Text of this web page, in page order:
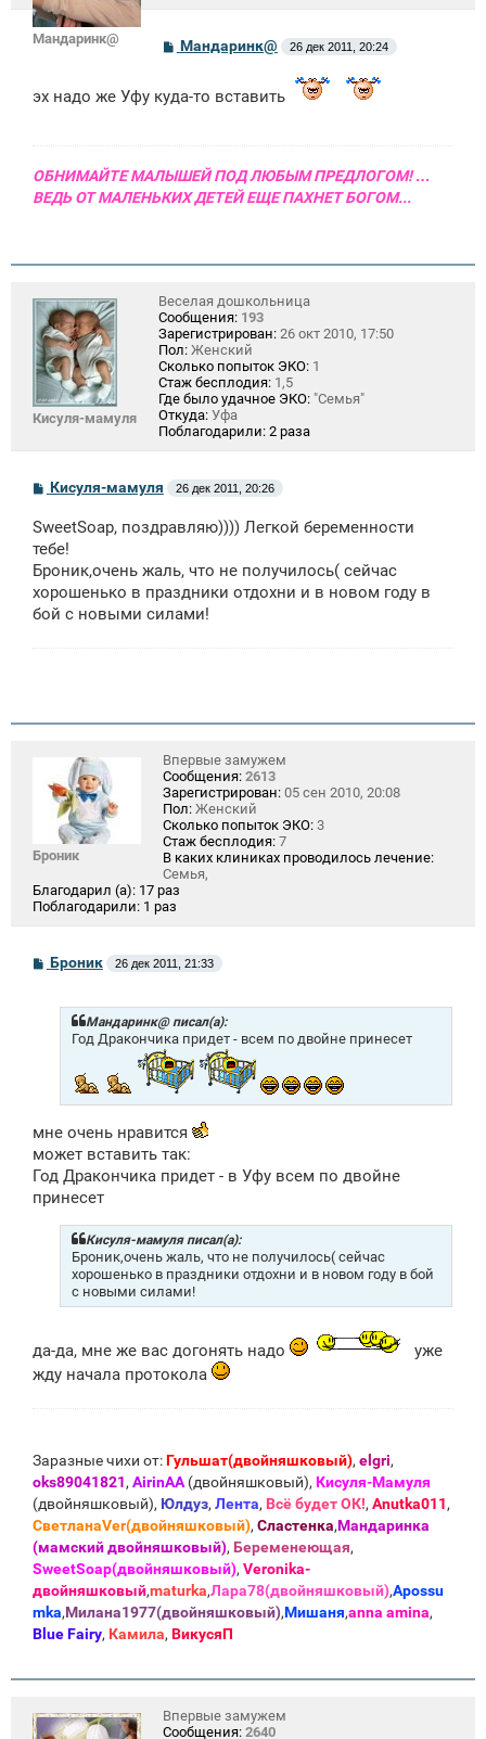
Мандаринк@
С
щ
Мандаринк@ 26 дек 2011, 20:24
эх надо же Уфу куда-то вставить
ОБНИМАЙТЕ МАЛЫШЕЙ ПОД ЛЮБЫМ ПРЕДЛОГОМ! …
ВЕДЬ ОТ МАЛЕНЬКИХ ДЕТЕЙ ЕЩЕ ПАХНЕТ БОГОМ...
Кисуля-мамуля
Веселая дошкольница
Сообщения: 193
Зарегистрирован: 26 окт 2010, 17:50
Пол: Женский
Сколько попыток ЭКО: 1
Стаж бесплодия: 1,5
Где было удачное ЭКО: "Семья"
Откуда: Уфа
Поблагодарили: 2 раза
С
б
щ
н
и
Кисуля-мамуля 26 дек 2011, 20:26
SweetSoap, поздравляю)))) Легкой беременности
тебе!
Броник,очень жаль, что не получилось( сейчас
хорошенько в праздники отдохни и в новом году в
бой с новыми силами!
Броник
Впервые замужем
Сообщения: 2613
Зарегистрирован: 05 сен 2010, 20:08
Пол: Женский
Сколько попыток ЭКО: 3
Стаж бесплодия: 7
В каких клиниках проводилось лечение:
Семья,
Благодарил (а): 17 раз
Поблагодарили: 1 раз
С
о
Броник 26 дек 2011, 21:33
Мандаринк@ писал(а):
Год Дракончика придет - всем по двойне принесет
мне очень нравится
может вставить так:
Год Дракончика придет - в Уфу всем по двойне
принесет
Кисуля-мамуля писал(а):
Броник,очень жаль, что не получилось( сейчас
хорошенько в праздники отдохни и в новом году в бой
с новыми силами!
да-да, мне же вас догонять надо
уже
жду начала протокола
Заразные чихи от:Гульшат(двойняшковый), elgri,
oks89041821, AirinAA (двойняшковый), Кисуля-Мамуля
(двойняшковый), Юлдуз, Лента, Всё будет ОК!, Anutka011,
СветланаVer(двойняшковый), Сластенка,Мандаринка
(мамский двойняшковый), Беременеющая,
SweetSoap(двойняшковый), Veronika-
двойняшковый,maturka,Лара78(двойняшковый),Apossu
mka,Милана1977(двойняшковый),Мишаня,anna amina,
Blue Fаiry, Камила, ВикусяП
Впервые замужем
Сообщения: 2640